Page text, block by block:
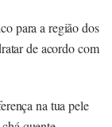
para a região dos
de acordo com
na tua pele